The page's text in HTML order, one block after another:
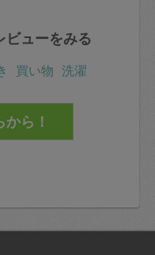
ビューをみる
買い物 洗濯